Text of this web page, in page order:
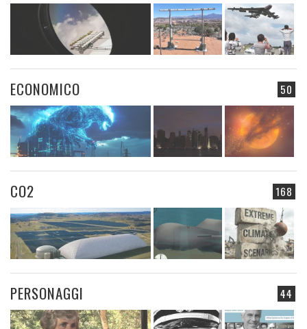
50
ECONOMICO
168
CO2
44
PERSONAGGI